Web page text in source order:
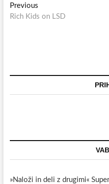
Navigacija
prispevka
PreviousPrevious
post:
Rich Kids on LSD
»Naloži in deli z drugimi«